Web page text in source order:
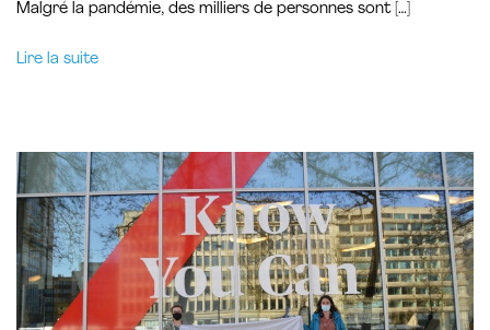
Malgré la pandémie, des milliers de personnes sont […]
Lire la suite